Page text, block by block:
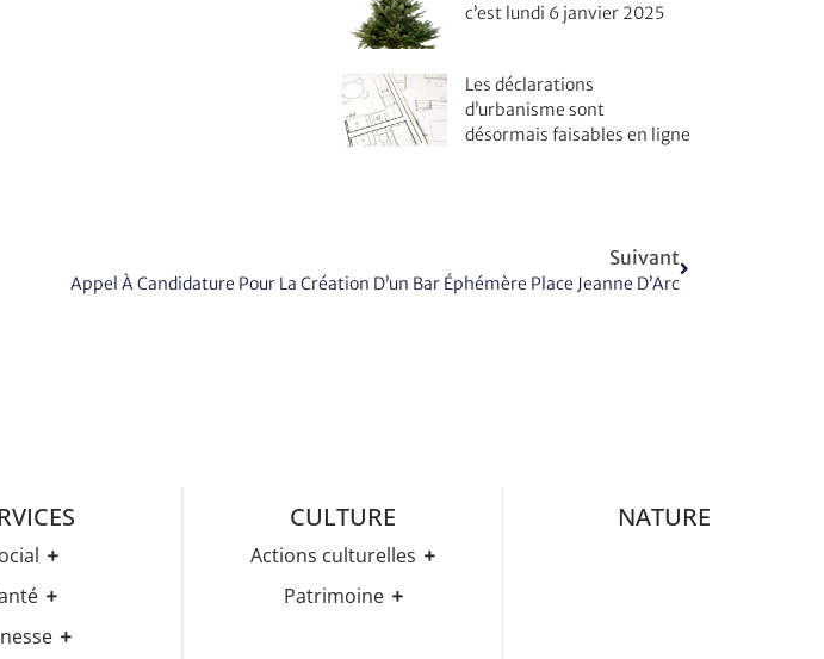
c’est lundi 6 janvier 2025
Les déclarations
d’urbanisme sont
désormais faisables en ligne
Suivant
Appel À Candidature Pour La Création D’un Bar Éphémère Place Jeanne D’Arc
CCAS
Publiques
Médicale
CULTURE
Actions culturelles
Médiathèque
Patrimoine
NATURE